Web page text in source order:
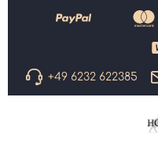
Zum Hauptinhalt springen
+49 6232 622385